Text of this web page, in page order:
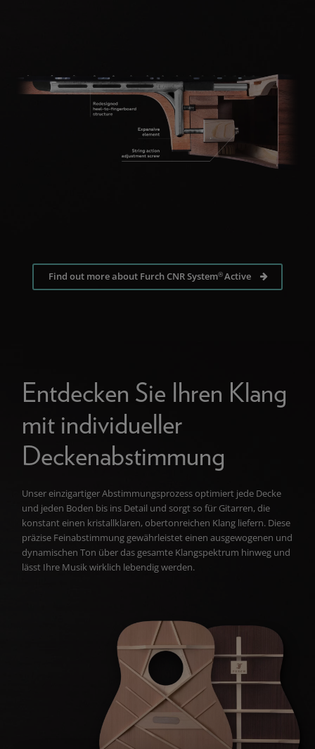
Find out more about Furch CNR System®Active
Entdecken Sie Ihren Klang
mit individueller
Deckenabstimmung
Unser einzigartiger Abstimmungsprozess optimiert jede Decke
und jeden Boden bis ins Detail und sorgt so für Gitarren, die
konstant einen kristallklaren, obertonreichen Klang liefern. Diese
präzise Feinabstimmung gewährleistet einen ausgewogenen und
dynamischen Ton über das gesamte Klangspektrum hinweg und
lässt Ihre Musik wirklich lebendig werden.